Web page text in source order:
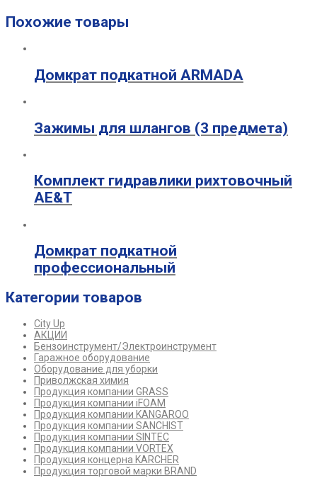
Похожие товары
Домкрат подкатной ARMADA
Зажимы для шлангов (3 предмета)
Комплект гидравлики рихтовочный
AE&T
Домкрат подкатной
профессиональный
Категории товаров
City Up
АКЦИИ
Бензоинструмент/Электроинструмент
Гаражное оборудование
Оборудование для уборки
Приволжская химия
Продукция компании GRASS
Продукция компании iFOAM
Продукция компании KANGAROO
Продукция компании SANCHIST
Продукция компании SINTEC
Продукция компании VORTEX
Продукция концерна KARCHER
Продукция торговой марки BRAND